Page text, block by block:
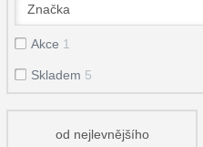
Akce 1
Skladem 5
od nejlevnějšího